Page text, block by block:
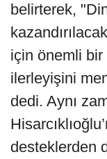
belirterek,
için önemli bir
ilerleyişini
dedi. Aynı
desteklerden